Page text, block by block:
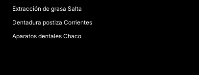
Extracción de grasa Salta
Dentadura postiza Corrientes
Aparatos dentales Chaco